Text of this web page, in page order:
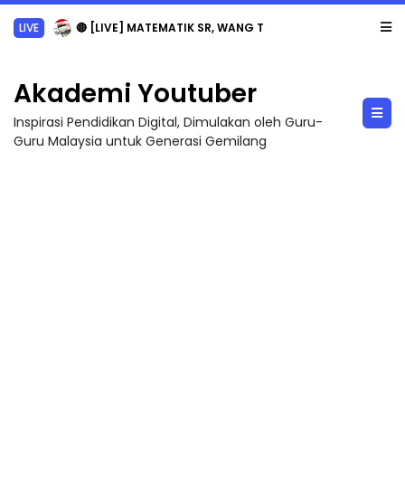
LIVE 🔴 [LIVE] MATEMATIK SR, WANG TAHUN 6 OLEH CIKGU ANITA #ALLINONE #141 #...
Akademi Youtuber
Inspirasi Pendidikan Digital, Dimulakan oleh Guru-
Guru Malaysia untuk Generasi Gemilang